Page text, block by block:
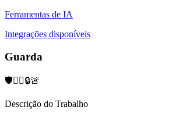
Ferramentas de IA
Integrações disponíveis
Guarda
🛡️👮‍♂️🔒🚨
Descrição do Trabalho